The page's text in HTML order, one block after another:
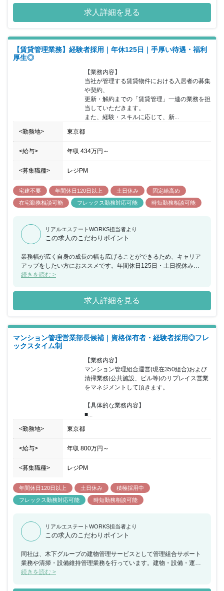
いただく可能性があります。 ※初期配属はお住まい等を考慮。下記
エリアも可能性がございます。 亀戸、立川、町田、大宮、朝霞台、
新越谷、船橋、みなとみらい、上大岡、札幌、仙台、大阪
求人詳細を見る
【賃貸管理業務】経験者採用｜年休125日｜手厚い待遇・福利
厚生◎
【業務内容】
当社が管理する賃貸物件における入居者の募集
や契約、
更新・解約までの「賃貸管理」一連の業務を担
当していただきます。
また、経験・スキルに応じて、新...
<勤務地> 東京都
<給与> 年収 434万円 ～
<募集職種> レジPM
宅建不要 年間休日120日以上 土日休み
固定給高め
在宅勤務相談可能
フレックス勤務対応可能 時短勤務相談可能
リアルエステートWORKS担当者より
この求人のこだわりポイント
業務幅が広く自身の成長の幅も広げることができるため、キャリア
アップをしたい方におススメです。年間休日125日・土日祝休みな
どワークライフバランスが整っていることも大きな特徴です。
続きを読む >
求人詳細を見る
マンション管理営業部長候補｜資格保有者・経験者採用◎フレ
ックスタイム制
【業務内容】
マンション管理組合運営(現在350組合)および
清掃業務(公共施設、ビル等)のリプレイス営業
をマネジメントして頂きます。
【具体的な業務内容】
■...
<勤務地> 東京都
<給与> 年収 800万円 ～
<募集職種> レジPM
年間休日120日以上 土日休み
積極採用中
フレックス勤務対応可能
時短勤務相談可能
リアルエステートWORKS担当者より
この求人のこだわりポイント
同社は、木下グループの建物管理サービスとして管理組合サポート
業務や清掃・設備維持管理業務を行っています。建物・設備・運営
に関するサービスを通じて、建物の資産価値向上と、安全で快適な
続きを読む >